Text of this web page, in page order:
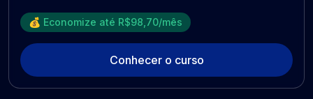
💰 Economize até R$98,70/mês
Conhecer o curso